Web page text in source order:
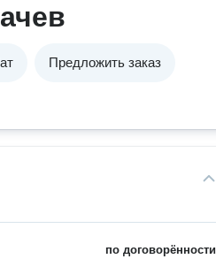
Предложить заказ
по договорённости